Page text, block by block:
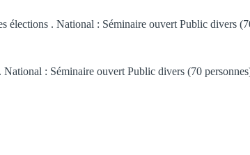
élections . National : Séminaire ouvert Public divers
National : Séminaire ouvert Public divers (70